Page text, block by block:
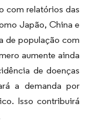
com relatórios das
Japão, China e
de população com
aumente ainda
de doenças
a demanda por
Isso contribuirá